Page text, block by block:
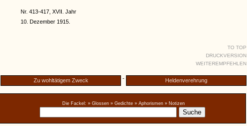
Nr. 413-417, XVII. Jahr
10. Dezember 1915.
TO TOP
DRUCKVERSION
WEITEREMPFEHLEN
Zu wohltätigem Zweck - Heldenverehrung
Die Fackel: » Glossen » Gedichte » Aphorismen » Notizen